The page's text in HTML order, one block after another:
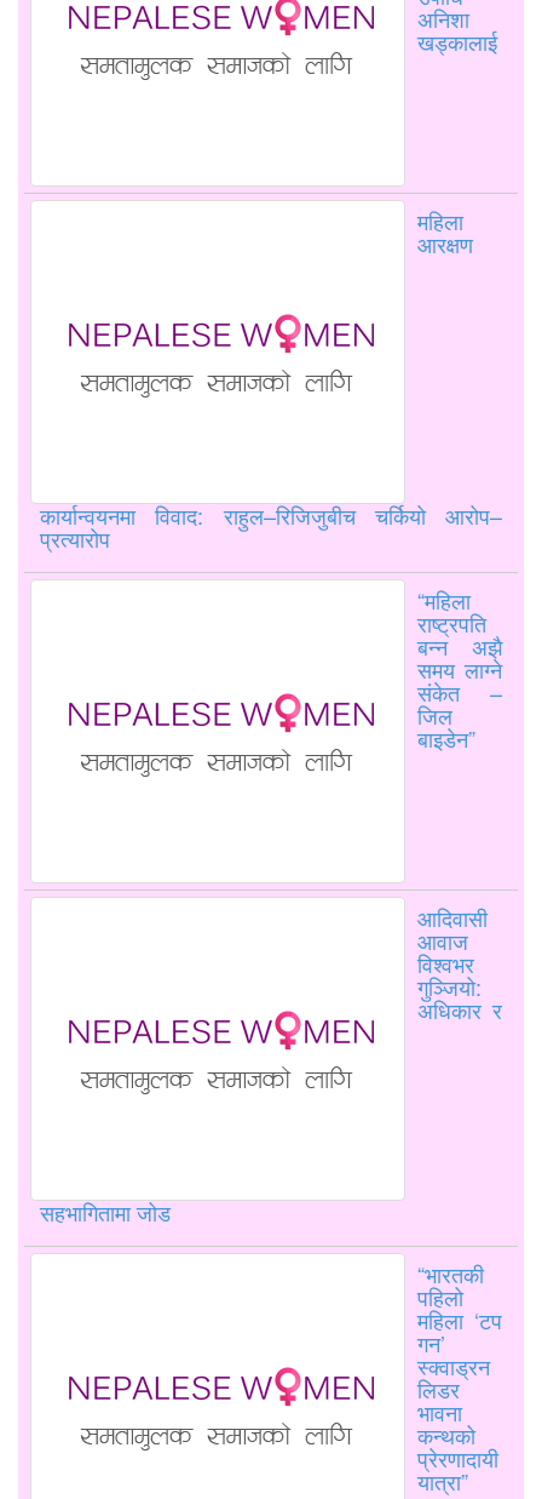
अनिशा
खड्कालाई
महिला
आरक्षण
कार्यान्वयनमा विवाद: राहुल–रिजिजुबीच चर्कियो आरोप–
प्रत्यारोप
“महिला
राष्ट्रपति
बन्न अझै
समय लाग्ने
संकेत –
जिल
बाइडेन”
आदिवासी
आवाज
विश्वभर
गुञ्जियो:
अधिकार र
सहभागितामा जोड
“भारतकी
पहिलो
महिला ‘टप
गन’
स्क्वाड्रन
लिडर
भावना
कन्थको
प्रेरणादायी
यात्रा”